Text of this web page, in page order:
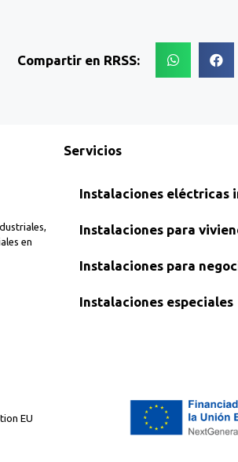
Compartir en RRSS:
en
Servicios
Instalaciones eléctricas
Instalaciones para
Instalaciones para
Instalaciones especiales
EU